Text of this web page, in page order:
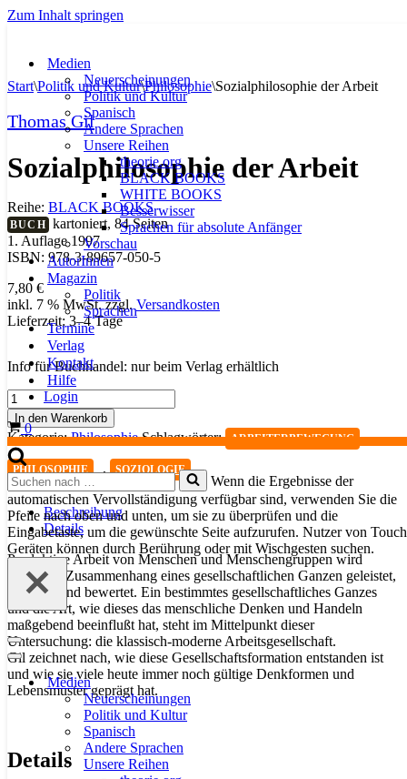
Zum Inhalt springen
Medien
Neuerscheinungen
Politik und Kultur
Spanisch
Andere Sprachen
Unsere Reihen
theorie.org
BLACK BOOKS
WHITE BOOKS
Besserwisser
Sprachen für absolute Anfänger
Vorschau
AutorInnen
Magazin
Politik
Sprachen
Termine
Verlag
Kontakt
Hilfe
Login
Warenkorb
0
Suchen
nach …
Wenn die Ergebnisse der
automatischen Vervollständigung verfügbar sind, verwenden Sie die
Pfeile nach oben und unten, um sie zu überprüfen und die
Eingabetaste, um die gewünschte Seite aufzurufen. Nutzer von
Geräten können durch Berührung oder mit Wischgesten suchen.
Navigationsmenü
Navigationsmenü
Medien
Neuerscheinungen
Politik und Kultur
Spanisch
Andere Sprachen
Unsere Reihen
Start\Politik und Kultur\Philosophie\Sozialphilosophie der Arbeit
Thomas Gil
Sozialphilosophie der Arbeit
Reihe: BLACK BOOKS
BUCH kartoniert, 84 Seiten
1. Auflage 1997
ISBN: 978-3-89657-050-5
7,80 €
inkl. 7 % MwSt. zzgl.Versandkosten
Lieferzeit: 3–4 Tage
Info für Buchhandel: nur beim Verlag erhältlich
Sozialphilosophie
der
Arbeit
Menge
In den Warenkorb
Kategorie:Philosophie Schlagwörter: ARBEITERBEWEGUNG ,
PHILOSOPHIE , SOZIOLOGIE
Beschreibung
Details
Produktive Arbeit von Menschen und Menschengruppen wird
immer im Zusammenhang eines gesellschaftlichen Ganzen geleistet,
gedeutet und bewertet. Ein bestimmtes gesellschaftliches Ganzes
und die Art, wie dieses das menschliche Denken und Handeln
maßgebend beeinflußt hat, steht im Mittelpunkt dieser
Untersuchung: die klassisch-moderne Arbeitsgesellschaft.
Gil zeichnet nach, wie diese Gesellschaftsformation entstanden ist
und wie sie viele heute immer noch gültige Denkformen und
Lebensmuster geprägt hat.
Details